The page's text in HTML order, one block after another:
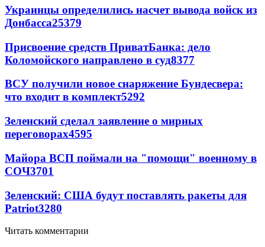
Украинцы определились насчет вывода войск из
Донбасса25379
Присвоение средств ПриватБанка: дело
Коломойского направлено в суд8377
ВСУ получили новое снаряжение Бундесвера:
что входит в комплект5292
Зеленский сделал заявление о мирных
переговорах4595
Майора ВСП поймали на "помощи" военному в
СОЧ3701
Зеленский: США будут поставлять ракеты для
Patriot3280
Читать комментарии